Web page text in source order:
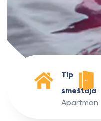
Tip
smeštaja
Apartman